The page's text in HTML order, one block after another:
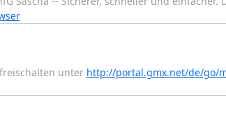
freischalten unter http://portal.gmx.net/de/go/